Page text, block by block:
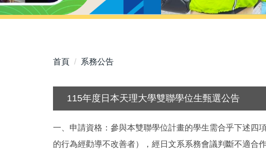
首頁 系務公告
115年度日本天理大學雙聯學位生甄選公告
一、申請資格：參與本雙聯學位計畫的學生需合乎下述四
的行為經勸導不改善者），經日文系系務會議判斷不適合